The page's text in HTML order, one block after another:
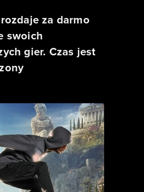
za darmo
swoich
gier. Czas jest